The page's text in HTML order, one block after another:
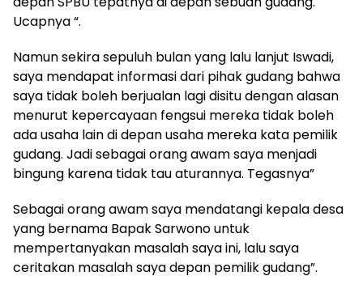
Ucapnya “.
Namun sekira sepuluh bulan yang lalu lanjut Iswadi,
saya mendapat informasi dari pihak gudang bahwa
saya tidak boleh berjualan lagi disitu dengan alasan
menurut kepercayaan fengsui mereka tidak boleh
ada usaha lain di depan usaha mereka kata pemilik
gudang. Jadi sebagai orang awam saya menjadi
bingung karena tidak tau aturannya. Tegasnya”
Sebagai orang awam saya mendatangi kepala desa
yang bernama Bapak Sarwono untuk
mempertanyakan masalah saya ini, lalu saya
ceritakan masalah saya depan pemilik gudang”.